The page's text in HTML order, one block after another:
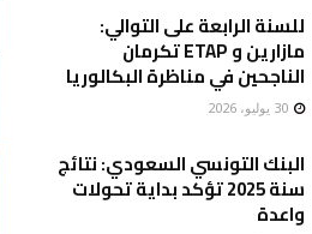
للسنة الرابعة على التوالي:
مازارين و ETAP تكرمان
الناجحين في مناظرة البكالوريا
البنك التونسي السعودي: نتائج
سنة 2025 تؤكد بداية تحولات
واعدة